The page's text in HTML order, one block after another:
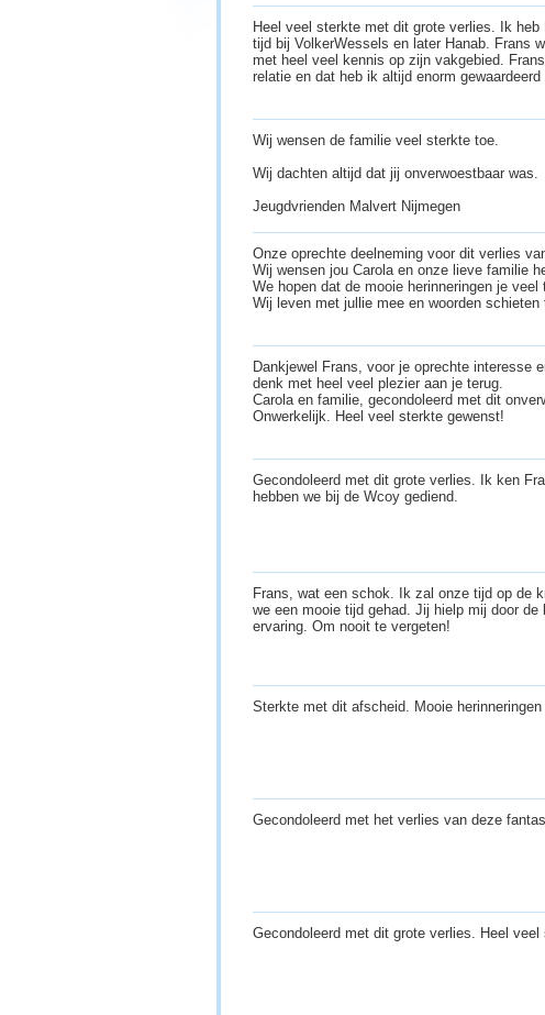
Heel veel sterkte met dit grote verlies. Ik
tijd bij VolkerWessels en later Hanab. Frans
met heel veel kennis op zijn vakgebied.
relatie en dat heb ik altijd enorm gewaardeerd
Wij wensen de familie veel sterkte toe.
Wij dachten altijd dat jij onverwoestbaar was.
Jeugdvrienden Malvert Nijmegen
Onze oprechte deelneming voor dit verlies
Wij wensen jou Carola en onze lieve familie
We hopen dat de mooie herinneringen je veel
Wij leven met jullie mee en woorden
Dankjewel Frans, voor je oprechte interesse
denk met heel veel plezier aan je terug.
Carola en familie, gecondoleerd met dit
Onwerkelijk. Heel veel sterkte gewenst!
Gecondoleerd met dit grote verlies. Ik ken
hebben we bij de Wcoy gediend.
Frans, wat een schok. Ik zal onze tijd op de
we een mooie tijd gehad. Jij hielp mij door
ervaring. Om nooit te vergeten!
Sterkte met dit afscheid. Mooie herinneringen
Gecondoleerd met het verlies van deze
Gecondoleerd met dit grote verlies. Heel